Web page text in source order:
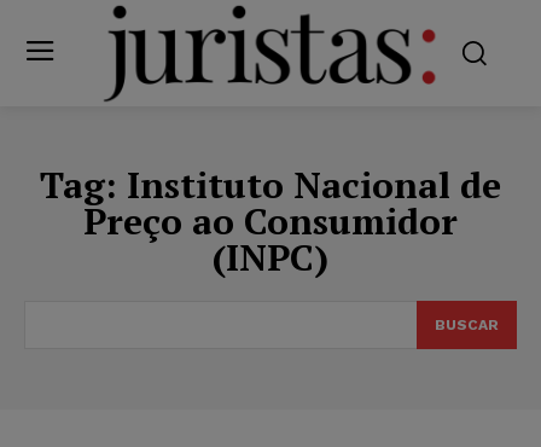
Tag: Instituto Nacional de
Preço ao Consumidor
(INPC)
BUSCAR